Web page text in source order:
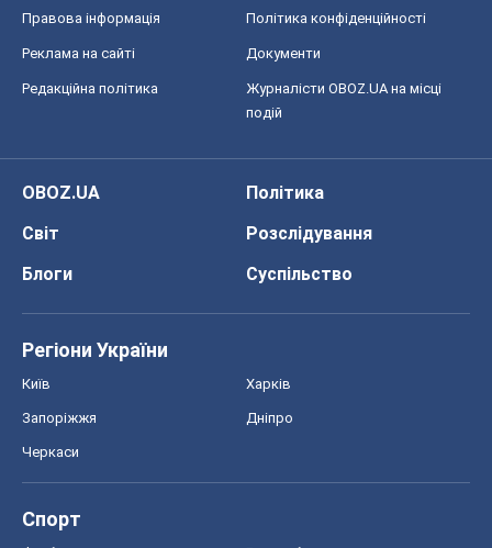
Правова інформація Політика конфіденційності
Реклама на сайті Документи
Редакційна політика
Журналісти OBOZ.UA на місці
подій
OBOZ.UA
Політика
Світ
Розслідування
Блоги
Суспільство
Регіони України
Київ Харків
Запоріжжя Дніпро
Черкаси
Спорт